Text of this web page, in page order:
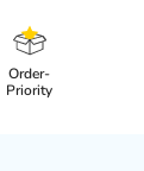
Order-
Priority